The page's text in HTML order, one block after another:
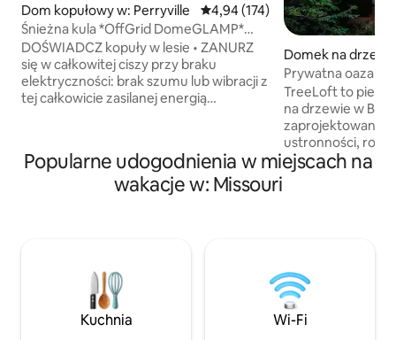
Dom kopułowy w: Perryville Średnia ocena: 4,94 na 5, liczba
4,94 (174)
Śnieżna kula *OffGrid DomeGLAMP*
Tylko dla poszukiwaczy przygód
DOŚWIADCZ kopuły w lesie • ZANURZ
się w całkowitej ciszy przy braku
elektryczności: brak szumu lub wibracji z
tej całkowicie zasilanej energią
GRID. Powierzchnia 430 stóp
kwadratowych. Sufit 14 stóp. Okno
wykuszowe 20 stóp z nieskończonym
południowo-wschodniego Missouri. Na
południe od St Louis. Na północ od
Memphis • ODŁĄCZ SIĘ, ZRELAKSUJ,
Domek na
Prywatna oaza w
Wanna z
TreeLoft to
na drzewie w
zaprojektowany
ustronności,
i odpoczynku.
lesie zaledwie
domek na
oferuje jeszcze
i przestronne
Idealne miejsce
Popularne udogodnienia w miejscach na
wakacje w: Missouri
Kuchnia Wi-Fi